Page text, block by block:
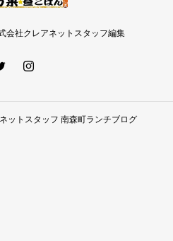
社クレアネットスタッフ編集
ットスタッフ 南森町ランチブログ